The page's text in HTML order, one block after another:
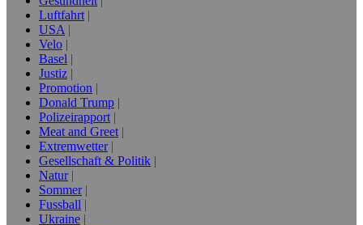
Luftfahrt
USA
Velo
Basel
Justiz
Promotion
Donald Trump
Polizeirapport
Meat and Greet
Extremwetter
Gesellschaft & Politik
Natur
Sommer
Fussball
Ukraine